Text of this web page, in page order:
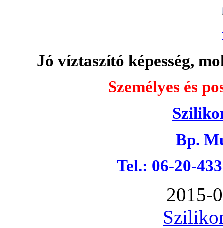
Jó víztaszító képesség,
Személyes és
Bp.
Tel.: 06-20-
2015-